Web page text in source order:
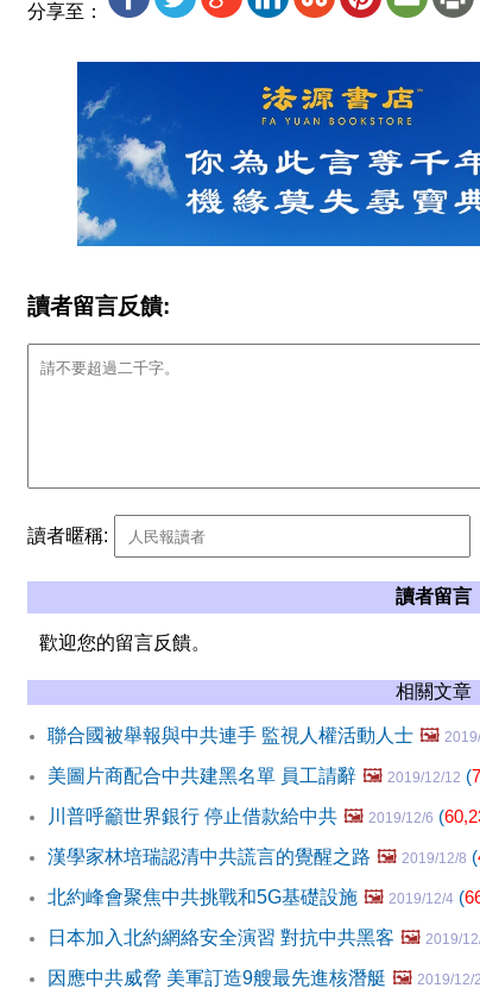
分享至：
讀者留言反饋:
讀者暱稱:
讀者留言
歡迎您的留言反饋。
相關文章
聯合國被舉報與中共連手 監視人權活動人士 🖼️
美圖片商配合中共建黑名單 員工請辭 🖼️ 2019/12/12 (
川普呼籲世界銀行 停止借款給中共 🖼️ 2019/12/6 (
漢學家林培瑞認清中共謊言的覺醒之路 🖼️ 2019/12/8 (
北約峰會聚焦中共挑戰和5G基礎設施 🖼️ 2019/12/4 (
日本加入北約網絡安全演習 對抗中共黑客 🖼️ 2019/
因應中共威脅 美軍訂造9艘最先進核潛艇 🖼️ 2019/12/2